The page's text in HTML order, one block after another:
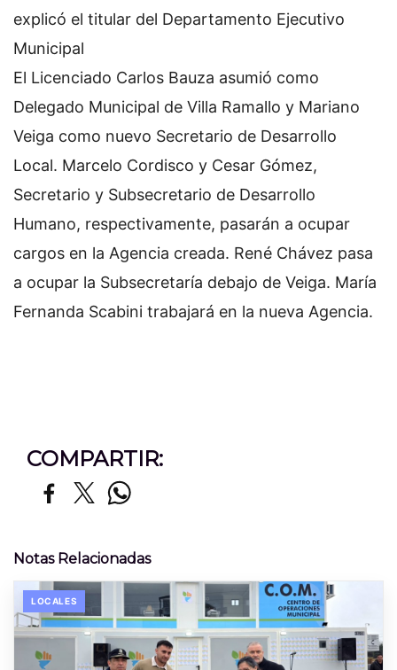
explicó el titular del Departamento Ejecutivo
Municipal
El Licenciado Carlos Bauza asumió como
Delegado Municipal de Villa Ramallo y Mariano
Veiga como nuevo Secretario de Desarrollo
Local. Marcelo Cordisco y Cesar Gómez,
Secretario y Subsecretario de Desarrollo
Humano, respectivamente, pasarán a ocupar
cargos en la Agencia creada. René Chávez pasa
a ocupar la Subsecretaría debajo de Veiga. María
Fernanda Scabini trabajará en la nueva Agencia.
COMPARTIR:
Notas Relacionadas
LOCALES